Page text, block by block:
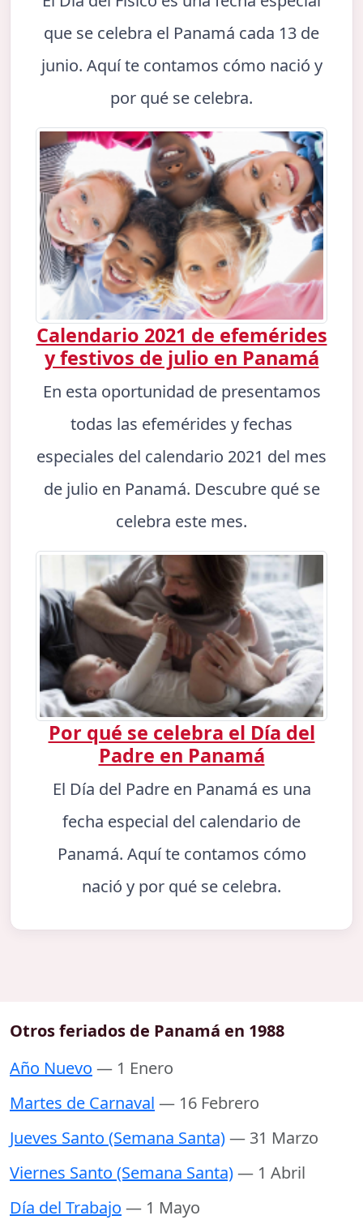
que se celebra el Panamá cada 13 de
junio. Aquí te contamos cómo nació y
por qué se celebra.
Calendario 2021 de efemérides
y festivos de julio en Panamá
En esta oportunidad de presentamos
todas las efemérides y fechas
especiales del calendario 2021 del mes
de julio en Panamá. Descubre qué se
celebra este mes.
Por qué se celebra el Día del
Padre en Panamá
El Día del Padre en Panamá es una
fecha especial del calendario de
Panamá. Aquí te contamos cómo
nació y por qué se celebra.
Otros feriados de Panamá en 1988
Año Nuevo — 1 Enero
Martes de Carnaval — 16 Febrero
Jueves Santo (Semana Santa)— 31 Marzo
Viernes Santo (Semana Santa)— 1 Abril
Día del Trabajo — 1 Mayo